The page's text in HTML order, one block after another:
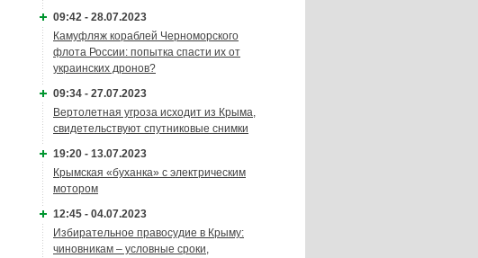
09:42 - 28.07.2023
Камуфляж кораблей Черноморского
флота России: попытка спасти их от
украинских дронов?
09:34 - 27.07.2023
Вертолетная угроза исходит из Крыма,
свидетельствуют спутниковые снимки
19:20 - 13.07.2023
Крымская «буханка» с электрическим
мотором
12:45 - 04.07.2023
Избирательное правосудие в Крыму:
чиновникам – условные сроки,